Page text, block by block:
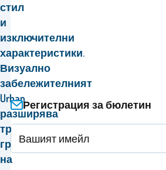
стил
и
изключителни
характеристики.
Визуално
забележителният
Urban
разширява
традиционните
граници
на
Регистрация за бюлетин